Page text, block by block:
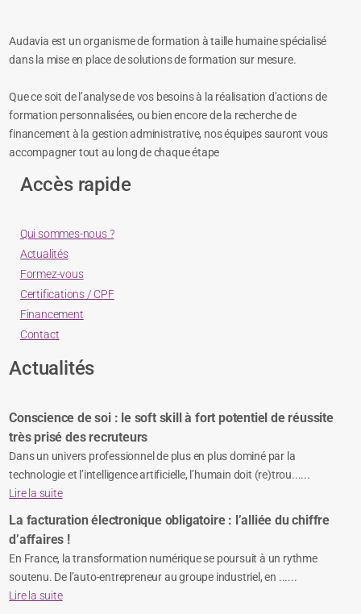
Audavia est un organisme de formation à taille humaine spécialisé
dans la mise en place de solutions de formation sur mesure.
Que ce soit de l’analyse de vos besoins à la réalisation d’actions de
formation personnalisées, ou bien encore de la recherche de
financement à la gestion administrative, nos équipes sauront vous
accompagner tout au long de chaque étape
Accès rapide
Qui sommes-nous ?
Actualités
Formez-vous
Certifications / CPF
Financement
Contact
Actualités
Conscience de soi : le soft skill à fort potentiel de réussite
très prisé des recruteurs
Dans un univers professionnel de plus en plus dominé par la
technologie et l’intelligence artificielle, l’humain doit (re)trou......
Lire la suite
La facturation électronique obligatoire : l’alliée du chiffre
d’affaires !
En France, la transformation numérique se poursuit à un rythme
soutenu. De l’auto-entrepreneur au groupe industriel, en ......
Lire la suite